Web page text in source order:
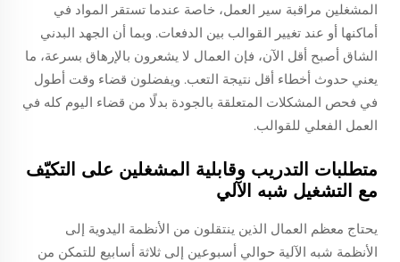
المشغلين مراقبة سير العمل، خاصة عندما تستقر المواد في
أماكنها أو عند تغيير القوالب بين الدفعات. وبما أن الجهد البدني
الشاق أصبح أقل الآن، فإن العمال لا يشعرون بالإرهاق بسرعة، ما
يعني حدوث أخطاء أقل نتيجة التعب. ويفضلون قضاء وقت أطول
في فحص المشكلات المتعلقة بالجودة بدلًا من قضاء اليوم كله في
العمل الفعلي للقوالب.
متطلبات التدريب وقابلية المشغلين على التكيّف
مع التشغيل شبه الآلي
يحتاج معظم العمال الذين ينتقلون من الأنظمة اليدوية إلى
الأنظمة شبه الآلية حوالي أسبوعين إلى ثلاثة أسابيع للتمكن من